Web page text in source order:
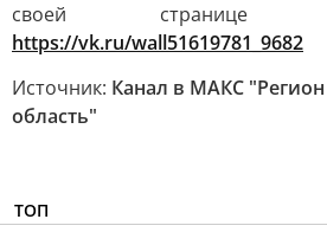
своей странице
https://vk.ru/wall51619781_9682
Источник: Канал в МАКС
область"
ТОП